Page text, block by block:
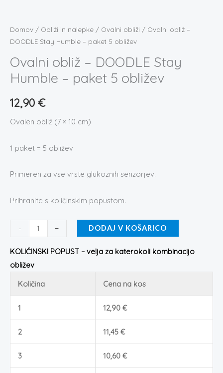
Domov / Obliži in nalepke / Ovalni obliži / Ovalni obliž –
DOODLE Stay Humble – paket 5 obližev
Ovalni obliž – DOODLE Stay
Humble – paket 5 obližev
12,90 €
Ovalen obliž (7 × 10 cm)
1 paket = 5 obližev
Primeren za vse vrste glukoznih senzorjev.
Prihranite s količinskim popustom.
-
5
obližev
količina
+ DODAJ V KOŠARICO
KOLIČINSKI POPUST – velja za katerokoli kombinacijo
obližev
Količina
Cena na kos
1 12,90 €
2 11,45 €
3 10,60 €